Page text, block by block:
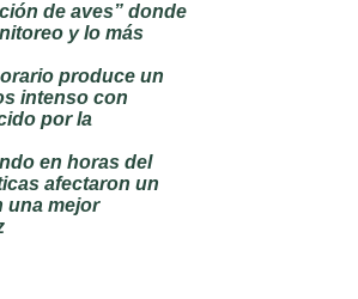
de aves” donde
y lo más
produce un
intenso con
por la
en horas del
afectaron un
una mejor